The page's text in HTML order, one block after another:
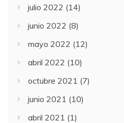
julio 2022 (14)
junio 2022 (8)
mayo 2022 (12)
abril 2022 (10)
octubre 2021 (7)
junio 2021 (10)
abril 2021 (1)